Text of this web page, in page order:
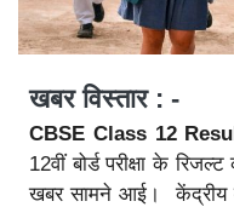
खबर विस्तार : -
CBSE Class 12
12वीं बोर्ड परीक्षा के
खबर सामने आई। केंद्रीय